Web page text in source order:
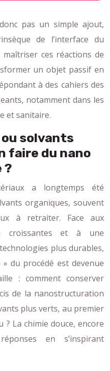
pas un simple ajout,
de l’interface du
maîtriser ces réactions de
un objet passif en
à des cahiers des
notamment dans les
et sanitaire.
ou solvants
faire du nano
?
a longtemps été
organiques, souvent
à retraiter. Face aux
croissantes et à une
plus durables,
du procédé est devenue
: comment conserver
de la nanostructuration
plus verts, au premier
? La chimie douce, encore
en s’inspirant